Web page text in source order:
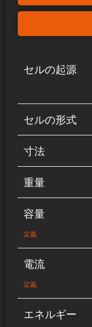
セルの起源
セルの形式
寸法
重量
容量
定義
電流
定義
エネルギー